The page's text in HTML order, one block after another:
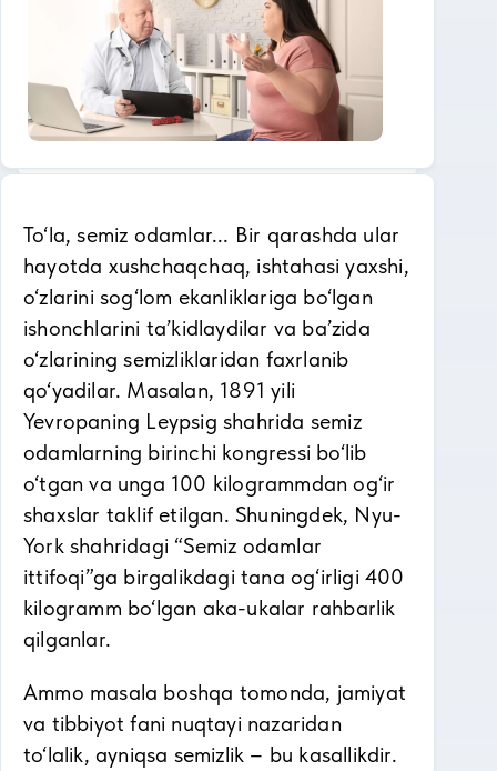
To‘la, semiz odamlar... Bir qarashda ular
hayotda xushchaqchaq, ishtahasi yaxshi,
o‘zlarini sog‘lom ekanliklariga bo‘lgan
ishonchlarini ta’kidlaydilar va ba’zida
o‘zlarining semizliklaridan faxrlanib
qo‘yadilar. Masalan, 1891 yili
Yevropaning Leypsig shahrida semiz
odamlarning birinchi kongressi bo‘lib
o‘tgan va unga 100 kilogrammdan og‘ir
shaxslar taklif etilgan. Shuningdek, Nyu-
York shahridagi “Semiz odamlar
ittifoqi”ga birgalikdagi tana og‘irligi 400
kilogramm bo‘lgan aka-ukalar rahbarlik
qilganlar.
Ammo masala boshqa tomonda, jamiyat
va tibbiyot fani nuqtayi nazaridan
to‘lalik, ayniqsa semizlik – bu kasallikdir.